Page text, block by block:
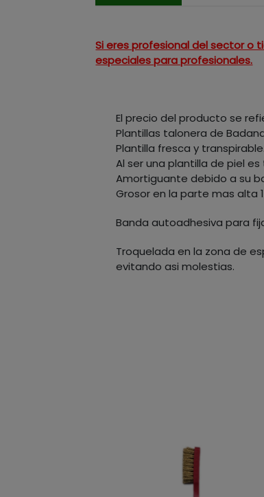
Si eres profesional del sector o
especiales para profesionales.
El precio del producto se
Plantillas talonera de
Plantilla fresca y transpirable.
Al ser una plantilla de piel
Amortiguante debido a su
Grosor en la parte mas alta
Banda autoadhesiva para
Troquelada en la zona de
evitando asi molestias.